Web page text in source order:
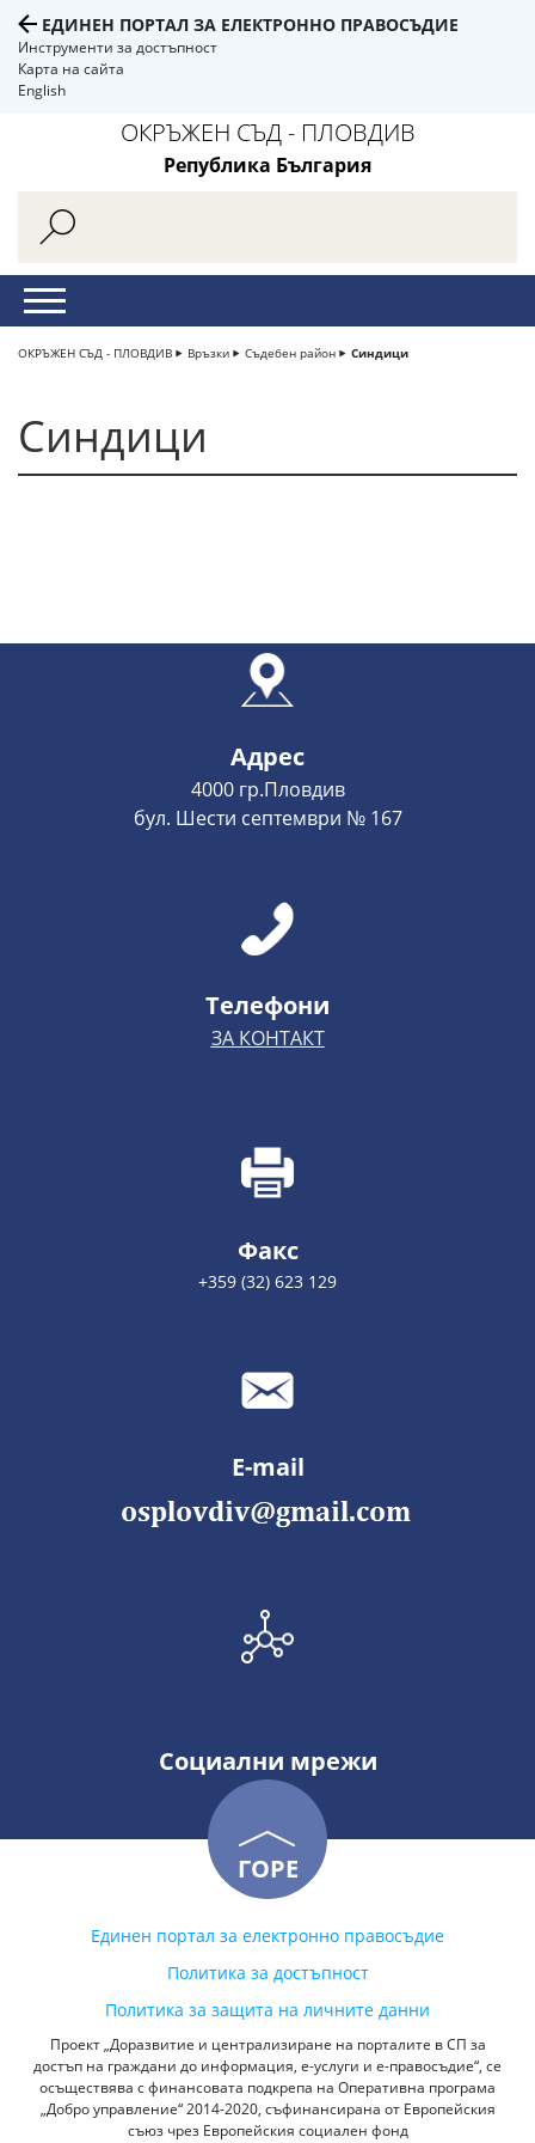
ЕДИНЕН ПОРТАЛ ЗА ЕЛЕКТРОННО ПРАВОСЪДИЕ
Инструменти за достъпност
Карта на сайта
English
ОКРЪЖЕН СЪД - ПЛОВДИВ
Република България
ОКРЪЖЕН СЪД - ПЛОВДИВ Връзки Съдебен район Синдици
Синдици
Адрес
4000 гр.Пловдив
бул. Шести септември № 167
Телефони
ЗА КОНТАКТ
Факс
+359 (32) 623 129
E-mail
Социални мрежи
ГОРЕ
Единен портал за електронно правосъдие
Политика за достъпност
Политика за защита на личните данни
Проект „Доразвитие и централизиране на порталите в СП за
достъп на граждани до информация, е-услуги и е-правосъдие“, се
осъществява с финансовата подкрепа на Оперативна програма
„Добро управление“ 2014-2020, съфинансирана от Европейския
съюз чрез Европейския социален фонд